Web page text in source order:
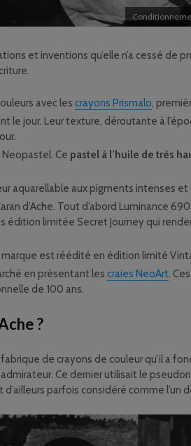
et inventions qu’elle n’a cessé de
avec les crayons Prismalo ,
le jour. Leur texture, déroutante à
Neopastel. Ce pastel à l’huile de très
aquarellable aux pigments intenses
d’Ache. Tout d’abord Luminance
édition limitée Secret Journey qui
marque est réédité en édition limité
en présentant les craies NeoArt .
de 100 ans.
?
de crayons de couleur qu’il a
Ce dernier utilisait le
parfois considéré comme l’un